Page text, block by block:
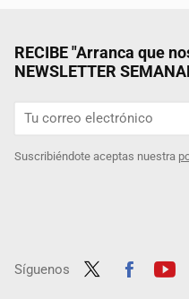
RECIBE "Arranca que
NEWSLETTER
Suscribiéndote aceptas nuestra
Síguenos